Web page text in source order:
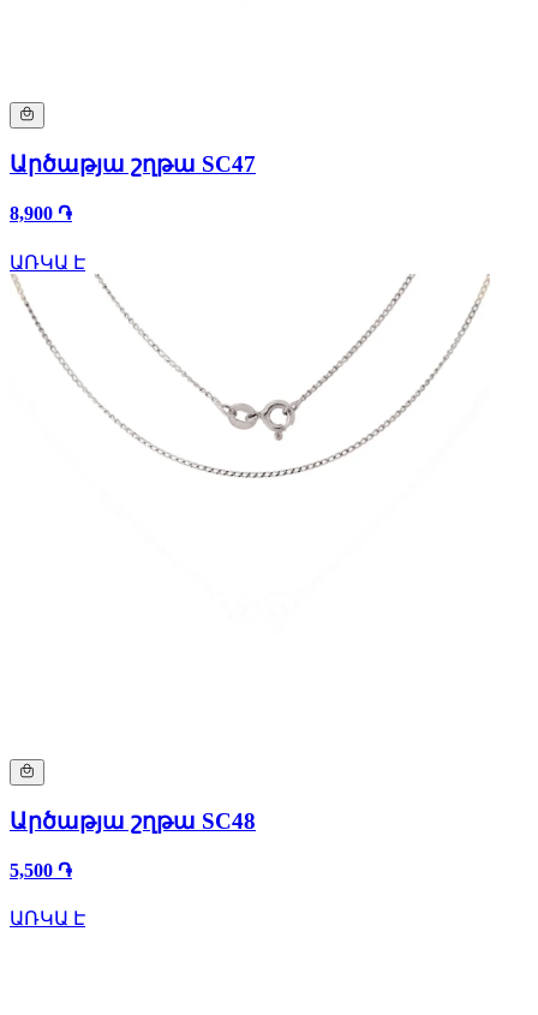
Արծաթյա շղթա SC47
8,900 ֏
ԱՌԿԱ Է
Արծաթյա շղթա SC48
5,500 ֏
ԱՌԿԱ Է